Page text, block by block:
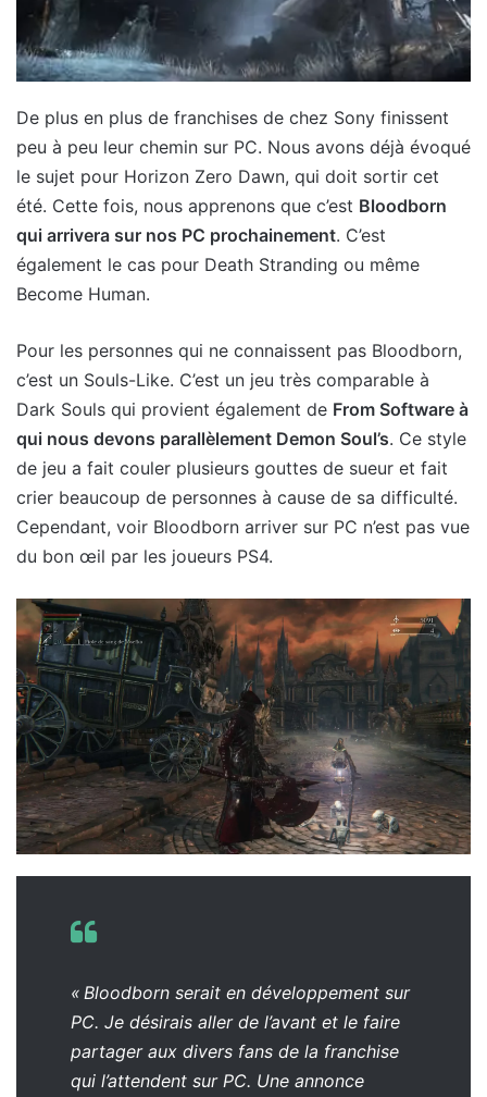
De plus en plus de franchises de chez Sony finissent
peu à peu leur chemin sur PC. Nous avons déjà évoqué
le sujet pour Horizon Zero Dawn, qui doit sortir cet
été. Cette fois, nous apprenons que c’est Bloodborn
qui arrivera sur nos PC prochainement. C’est
également le cas pour Death Stranding ou même
Become Human.
Pour les personnes qui ne connaissent pas Bloodborn,
c’est un Souls-Like. C’est un jeu très comparable à
Dark Souls qui provient également de From Software à
qui nous devons parallèlement Demon Soul’s. Ce style
de jeu a fait couler plusieurs gouttes de sueur et fait
crier beaucoup de personnes à cause de sa difficulté.
Cependant, voir Bloodborn arriver sur PC n’est pas vue
du bon œil par les joueurs PS4.
« Bloodborn serait en développement sur
PC. Je désirais aller de l’avant et le faire
partager aux divers fans de la franchise
qui l’attendent sur PC. Une annonce